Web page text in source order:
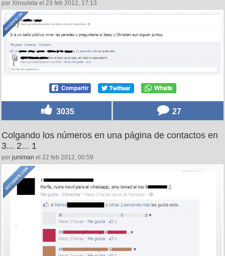
por Xinxuleta el 23 feb 2012, 17:13
3035 27
Colgando los números en una página de contactos en
3... 2... 1
por juniman el 22 feb 2012, 00:59